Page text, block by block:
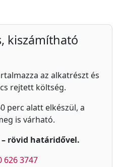
kiszámítható
az alkatrészt és
rejtett költség.
perc alatt elkészül, a
is várható.
rövid határidővel.
626 3747